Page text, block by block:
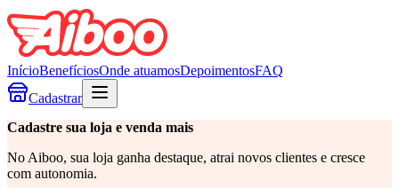
InícioBenefíciosOnde atuamosDepoimentosFAQ
Cadastrar
Cadastre sua loja e venda mais
No Aiboo, sua loja ganha destaque, atrai novos clientes e cresce
com autonomia.